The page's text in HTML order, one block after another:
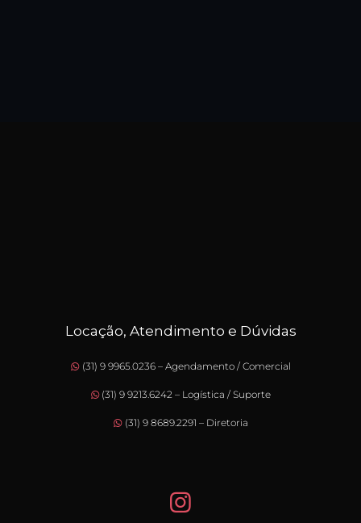
Locação, Atendimento e Dúvidas
(31) 9 9965.0236 – Agendamento / Comercial
(31) 9 9213.6242 – Logística / Suporte
(31) 9 8689.2291 – Diretoria